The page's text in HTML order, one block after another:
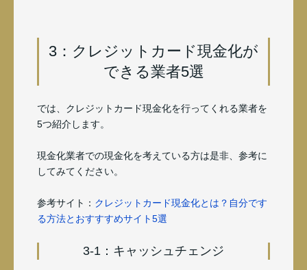
3：クレジットカード現金化が
できる業者5選
では、クレジットカード現金化を行ってくれる業者を
5つ紹介します。
現金化業者での現金化を考えている方は是非、参考に
してみてください。
参考サイト： クレジットカード現金化とは？自分です
る方法とおすすすめサイト5選
3-1：キャッシュチェンジ